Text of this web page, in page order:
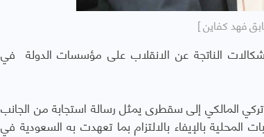
فهد كفاين ]
الناتجة عن الانقلاب على مؤسسات الدولة في
المالكي إلى سقطرى يمثل رسالة استجابة من الجانب
المحلية بالإيفاء بالالتزام بما تعهدت به السعودية في